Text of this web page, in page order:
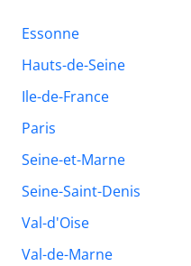
Essonne
Hauts-de-Seine
Ile-de-France
Paris
Seine-et-Marne
Seine-Saint-Denis
Val-d'Oise
Val-de-Marne